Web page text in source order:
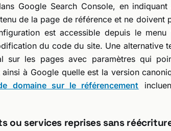
Google Search Console, en
de la page de référence et ne doivent
est accessible depuis le
du code du site. Une alternative
sur les pages avec paramètres qui
ainsi à Google quelle est la version
domaine sur le référencement
ou services reprises sans